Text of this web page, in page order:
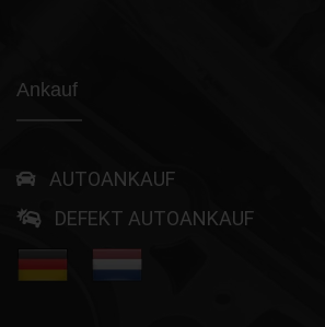
Ankauf
AUTOANKAUF
DEFEKT AUTOANKAUF